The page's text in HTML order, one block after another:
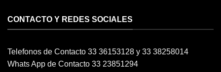
CONTACTO Y REDES SOCIALES
Telefonos de Contacto 33 36153128 y 33 38258014
Whats App de Contacto 33 23851294